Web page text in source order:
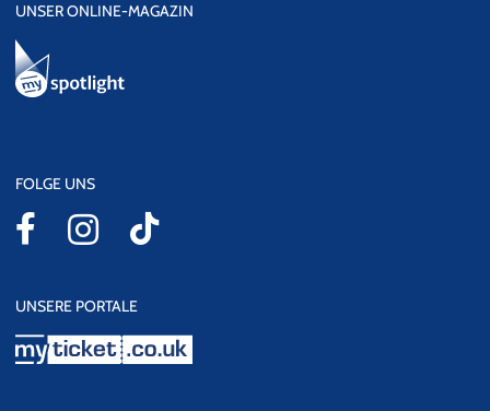
UNSER ONLINE-MAGAZIN
FOLGE UNS
UNSERE PORTALE